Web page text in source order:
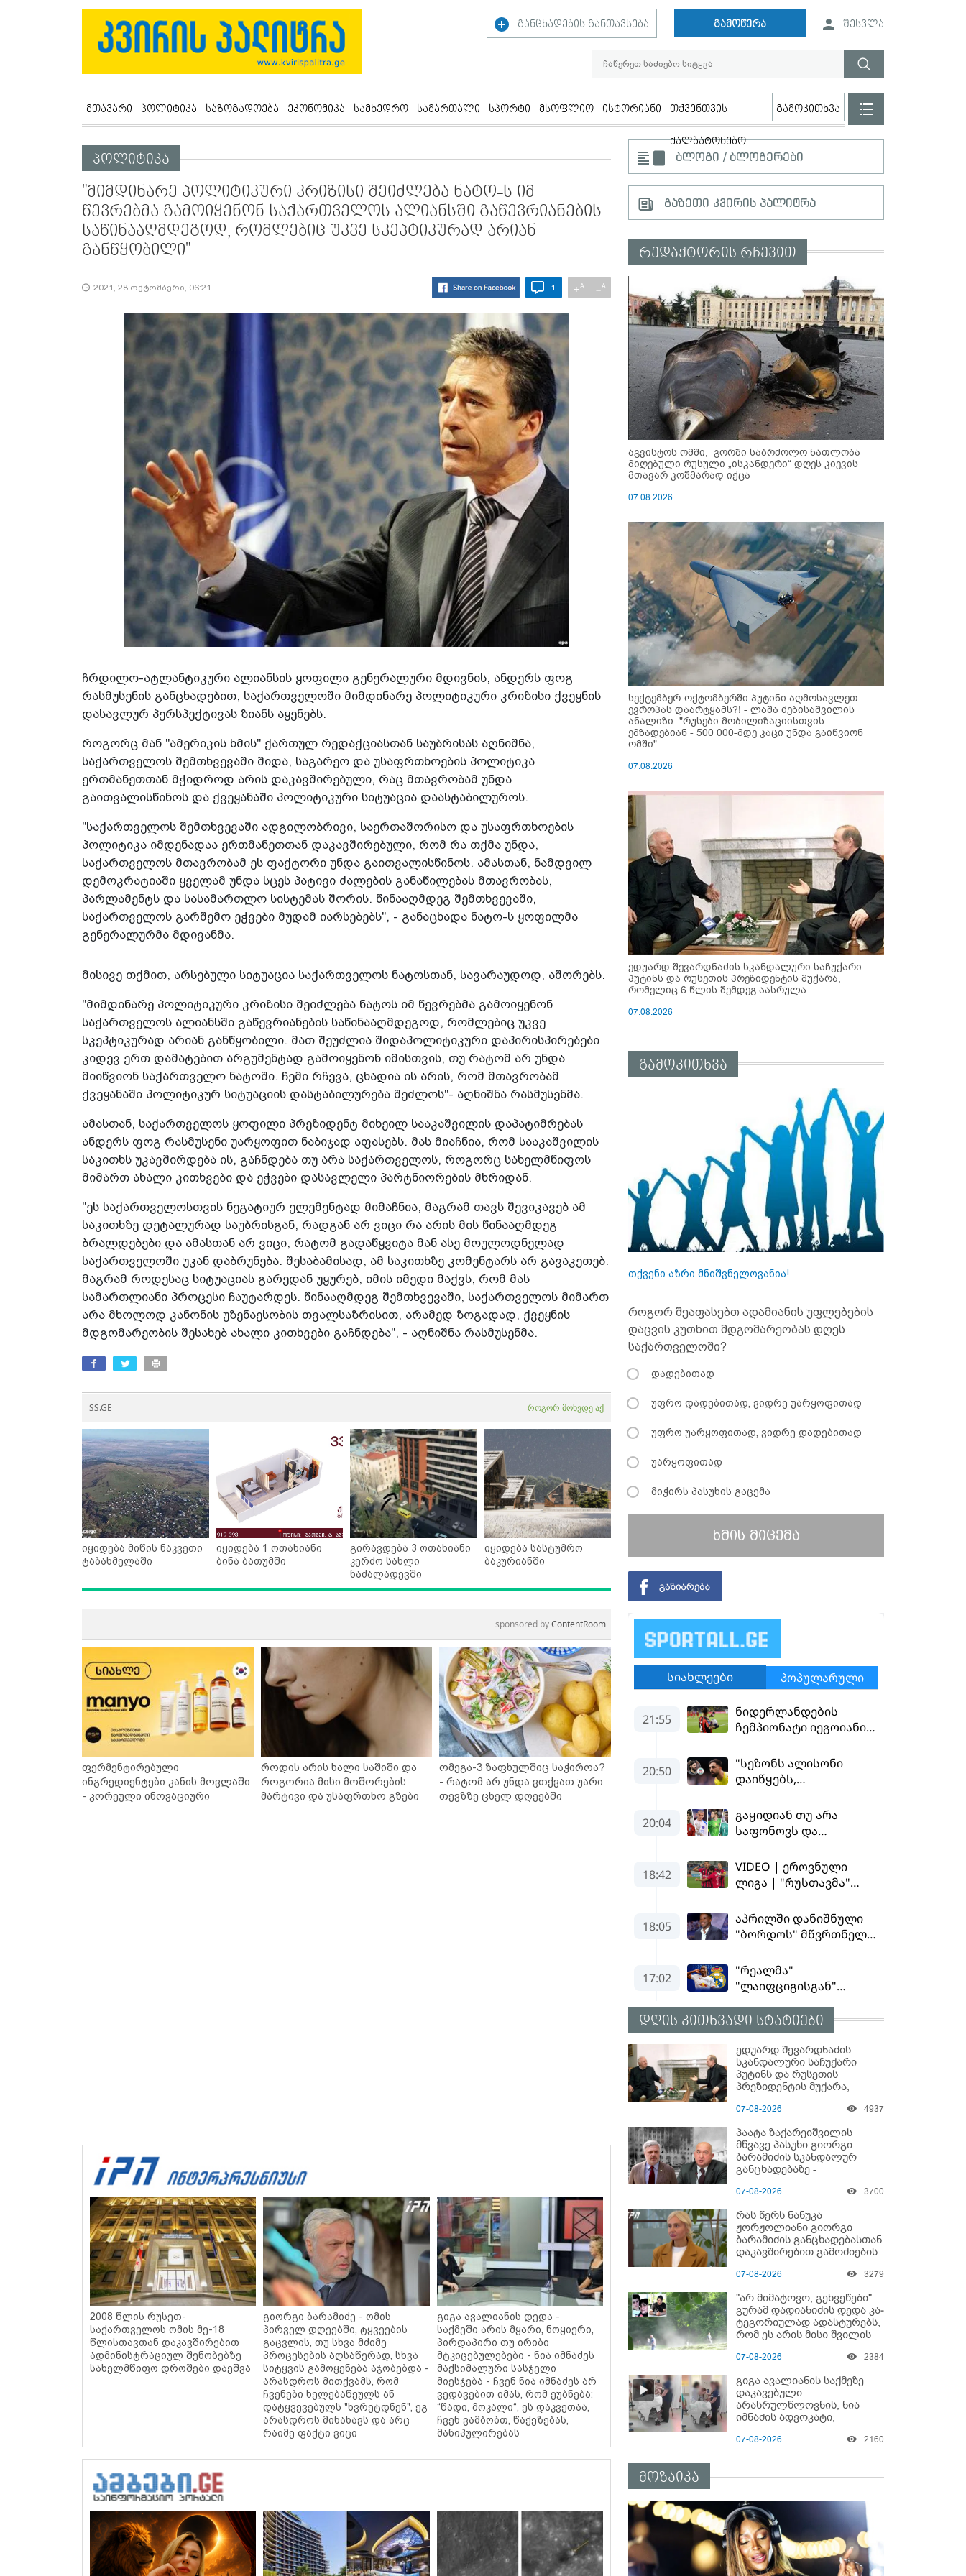
განცხადების განთავსება გამოწერა შესვლა
მთავარი პოლიტიკა საზოგადოება ეკონომიკა სამხედრო სამართალი სპორტი მსოფლიო ისტორიანი თქვენთვის
ქალბატონებო
გამოკითხვა
პოლიტიკა
"მიმდინარე პოლიტიკური კრიზისი შეიძლება ნატო-ს იმ
წევრებმა გამოიყენონ საქართველოს ალიანსში გაწევრიანების
საწინააღმდეგოდ, რომლებიც უკვე სკეპტიკურად არიან
განწყობილი"
2021, 28 ოქტომბერი, 06:21 1 +A −A
ჩრდილო-ატლანტიკური ალიანსის ყოფილი გენერალური მდივნის, ანდერს ფოგ
რასმუსენის განცხადებით, საქართველოში მიმდინარე პოლიტიკური კრიზისი ქვეყნის
დასავლურ პერსპექტივას ზიანს აყენებს.
როგორც მან "ამერიკის ხმის" ქართულ რედაქციასთან საუბრისას აღნიშნა,
საქართველოს შემთხვევაში შიდა, საგარეო და უსაფრთხოების პოლიტიკა
ერთმანეთთან მჭიდროდ არის დაკავშირებული, რაც მთავრობამ უნდა
გაითვალისწინოს და ქვეყანაში პოლიტიკური სიტუაცია დაასტაბილუროს.
"საქართველოს შემთხვევაში ადგილობრივი, საერთაშორისო და უსაფრთხოების
პოლიტიკა იმდენადაა ერთმანეთთან დაკავშირებული, რომ რა თქმა უნდა,
საქართველოს მთავრობამ ეს ფაქტორი უნდა გაითვალისწინოს. ამასთან, ნამდვილ
დემოკრატიაში ყველამ უნდა სცეს პატივი ძალების განაწილებას მთავრობას,
პარლამენტს და სასამართლო სისტემას შორის. წინააღმდეგ შემთხვევაში,
საქართველოს გარშემო ეჭვები მუდამ იარსებებს", - განაცხადა ნატო-ს ყოფილმა
გენერალურმა მდივანმა.
მისივე თქმით, არსებული სიტუაცია საქართველოს ნატოსთან, სავარაუდოდ, აშორებს.
"მიმდინარე პოლიტიკური კრიზისი შეიძლება ნატოს იმ წევრებმა გამოიყენონ
საქართველოს ალიანსში გაწევრიანების საწინააღმდეგოდ, რომლებიც უკვე
სკეპტიკურად არიან განწყობილი. მათ შეუძლია შიდაპოლიტიკური დაპირისპირებები
კიდევ ერთ დამატებით არგუმენტად გამოიყენონ იმისთვის, თუ რატომ არ უნდა
მიიწვიონ საქართველო ნატოში. ჩემი რჩევა, ცხადია ის არის, რომ მთავრობამ
ქვეყანაში პოლიტიკურ სიტუაციის დასტაბილურება შეძლოს"- აღნიშნა რასმუსენმა.
ამასთან, საქართველოს ყოფილი პრეზიდენტ მიხეილ სააკაშვილის დაპატიმრებას
ანდერს ფოგ რასმუსენი უარყოფით ნაბიჯად აფასებს. მას მიაჩნია, რომ სააკაშვილის
საკითხს უკავშირდება ის, გაჩნდება თუ არა საქართველოს, როგორც სახელმწიფოს
მიმართ ახალი კითხვები და ეჭვები დასავლელი პარტნიორების მხრიდან.
"ეს საქართველოსთვის ნეგატიურ ელემენტად მიმაჩნია, მაგრამ თავს შევიკავებ ამ
საკითხზე დეტალურად საუბრისგან, რადგან არ ვიცი რა არის მის წინააღმდეგ
ბრალდებები და ამასთან არ ვიცი, რატომ გადაწყვიტა მან ასე მოულოდნელად
საქართველოში უკან დაბრუნება. შესაბამისად, ამ საკითხზე კომენტარს არ გავაკეთებ.
მაგრამ როდესაც სიტუაციას გარედან უყურებ, იმის იმედი მაქვს, რომ მას
სამართლიანი პროცესი ჩაუტარდეს. წინააღმდეგ შემთხვევაში, საქართველოს მიმართ
არა მხოლოდ კანონის უზენაესობის თვალსაზრისით, არამედ ზოგადად, ქვეყნის
მდგომარეობის შესახებ ახალი კითხვები გაჩნდება", - აღნიშნა რასმუსენმა.
SS.GE როგორ მოხვდე აქ
იყიდება მიწის ნაკვეთი
ტაბახმელაში
იყიდება 1 ოთახიანი
ბინა ბათუმში
გირავდება 3 ოთახიანი
კერძო სახლი
ნაძალადევში
იყიდება სასტუმრო
ბაკურიანში
sponsored byContentRoom
ფერმენტირებული
ინგრედიენტები კანის მოვლაში
- კორეული ინოვაციური
როდის არის ხალი საშიში და
როგორია მისი მოშორების
მარტივი და უსაფრთხო გზები
ომეგა-3 ზაფხულშიც საჭიროა?
- რატომ არ უნდა ვთქვათ უარი
თევზზე ცხელ დღეებში
2008 წლის რუსეთ-
საქართველოს ომის მე-18
წლისთავთან დაკავშირებით
ადმინისტრაციულ შენობებზე
სახელმწიფო დროშები დაეშვა
გიორგი ბარამიძე - ომის
პირველ დღეებში, ტყვეების
გაცვლის, თუ სხვა მძიმე
პროცესების აღსაწერად, სხვა
სიტყვის გამოყენება აჯობებდა -
არასდროს მითქვამს, რომ
ჩვენები ხელებაწეულს ან
დატყვევებულს "ხვრეტდნენ", ეგ
არასდროს მინახავს და არც
რაიმე ფაქტი ვიცი
გიგა ავალიანის დედა -
საქმეში არის მყარი, ნოყიერი,
პირდაპირი თუ ირიბი
მტკიცებულებები - ნია იმნაძეს
მაქსიმალური სასჯელი
მიესჯება - ჩვენ ნია იმნაძეს არ
ვედავებით იმას, რომ ეუბნება:
“წადი, მოკალი“, ეს დაკვეთაა,
ჩვენ ვამბობთ, წაქეზებას,
მანიპულირებას
ბლოგი / ბლოგერები
გაზეთი კვირის პალიტრა
რედაქტორის რჩევით
აგვისტოს ომში, გორში საბრძოლო ნათლობა
მიღებული რუსული „ისკანდერი“ დღეს კიევის
მთავარ კოშმარად იქცა
07.08.2026
სექტემბერ-ოქტომბერში პუტინი აღმოსავლეთ
ევროპას დაარტყამს?! - ლაშა ძებისაშვილის
ანალიზი: "რუსები მობი­ლიზაციისთვის
ემზადებიან - 500 000-მდე კაცი უნდა გაიწვიონ
ომში"
07.08.2026
ედუარდ შევარდნაძის სკანდალური საჩუქარი
პუტინს და რუსეთის პრეზიდენტის მუქარა,
რომელიც 6 წლის შემდეგ აასრულა
07.08.2026
გამოკითხვა
თქვენი აზრი მნიშვნელოვანია!
როგორ შეაფასებთ ადამიანის უფლებების
დაცვის კუთხით მდგომარეობას დღეს
საქართველოში?
დადებითად
უფრო დადებითად, ვიდრე უარყოფითად
უფრო უარყოფითად, ვიდრე დადებითად
უარყოფითად
მიჭირს პასუხის გაცემა
ხმის მიცემა
დღის კითხვადი სტატიები
ედუარდ შევარდნაძის
სკანდალური საჩუქარი
პუტინს და რუსეთის
პრეზიდენტის მუქარა,
აასრულა
07-08-2026 4937
პაატა ზაქარეიშვილის
მწვავე პასუხი გიორგი
ბარამიძის სკანდალურ
განცხადებაზე -
ვიცი... კამანში მოკლული
გადმოვასვენე... ბარამიძე
კი ტყუის"
07-08-2026 3700
რას წერს ნანუკა
ჟორჟოლიანი გიორგი
ბარამიძის განცხადებასთან
დაკავშირებით გამოძიების
07-08-2026 3279
"არ მიმატოვო, გეხვეწები" -
გუ­რა­მ დადიანიძის დედა კა­
ტე­გო­რი­უ­ლად ადას­ტუ­რებს,
რომ ეს არის მისი შვი­ლის
07-08-2026 2384
გიგა ავალიანის საქმეზე
დაკავებული
არასრულწლოვნის, ნია
იმნაძის ადვოკატი,
გადაღებულ კადრებს
07-08-2026 2160
მოზაიკა